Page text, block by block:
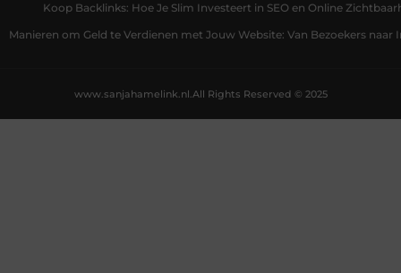
Koop Backlinks: Hoe Je Slim Investeert in SEO en Online
Manieren om Geld te Verdienen met Jouw Website: Van Bezoekers naar
All Rights Reserved © 2025
www.sanjahamelink.nl.